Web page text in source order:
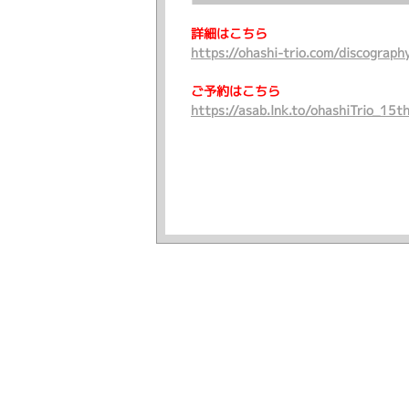
詳細はこちら
https://ohashi-trio.com/
ご予約はこちら
https://asab.lnk.to/